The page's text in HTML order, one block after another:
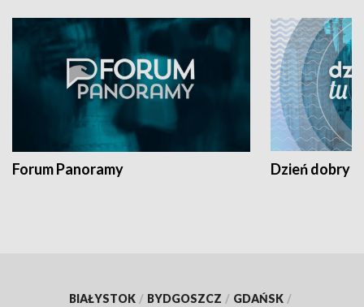
Forum Panoramy Dzień dobry
BIAŁYSTOK / BYDGOSZCZ / GDAŃSK /